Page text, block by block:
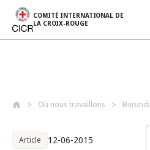
COMITÉ INTERNATIONAL DE
LA CROIX-ROUGE
Où nous travaillons Burundi
Article 12-06-2015